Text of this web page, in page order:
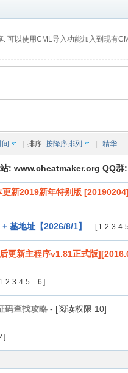
可以使用CML导入功能加入到现有
排序: 按降序排列 精华
: www.cheatmaker.org QQ群
新2019新年特别版
基地址【2026/8/1】 [ 1 2 3 4
更新主程序v1.81正式版
1 2 3 4 5 ...6 ]
码查找攻略 - [阅读权限 10]
]